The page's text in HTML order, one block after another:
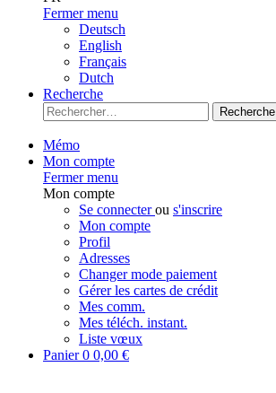
Fermer menu
Deutsch
English
Français
Dutch
Recherche
Recherche
Mémo
Mon compte
Fermer menu
Mon compte
Se connecterou s'inscrire
Mon compte
Profil
Adresses
Changer mode paiement
Gérer les cartes de crédit
Mes comm.
Mes téléch. instant.
Liste vœux
Panier0 0,00 €